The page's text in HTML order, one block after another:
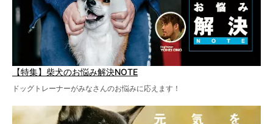
【特集】柴犬のお悩み解決NOTE
ドッグトレーナーがみなさんのお悩みに応えます！